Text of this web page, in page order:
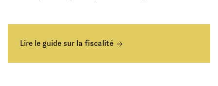
Lire le guide sur la fiscalité